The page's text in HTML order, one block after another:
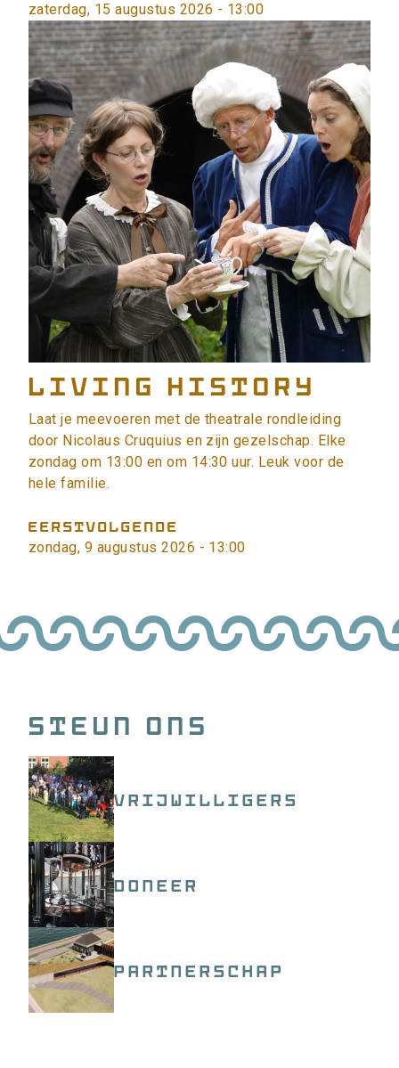
zaterdag, 15 augustus 2026 - 13:00
Living History
Laat je meevoeren met de theatrale rondleiding
door Nicolaus Cruquius en zijn gezelschap. Elke
zondag om 13:00 en om 14:30 uur. Leuk voor de
hele familie.
EERSTVOLGENDE
zondag, 9 augustus 2026 - 13:00
Steun ons
Vrijwilligers
Doneer
Partnerschap